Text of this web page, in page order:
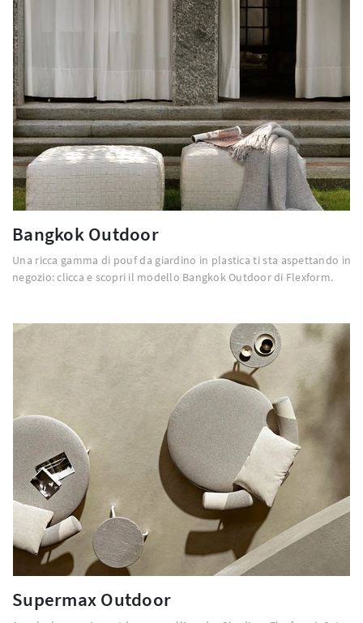
Bangkok Outdoor
Una ricca gamma di pouf da giardino in plastica ti sta aspettando in
negozio: clicca e scopri il modello Bangkok Outdoor di Flexform.
Supermax Outdoor